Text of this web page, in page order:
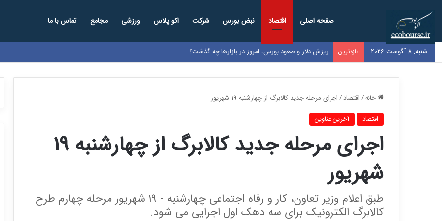
صفحه اصلی اقتصاد نبض بورس شرکت اکو پلاس ورزشی مجامع تماس با ما
شنبه, 8 آگوست 2026 تازه‌ترین ریزش دلار و صعود بورس، امروز در بازارها چه گذشت؟
خانه/اقتصاد/اجرای مرحله جدید کالابرگ از چهارشنبه 19 شهریور
اقتصاد آخرین عناوین
اجرای مرحله جدید کالابرگ از چهارشنبه 19
شهریور
طبق اعلام وزیر تعاون، کار و رفاه اجتماعی چهارشنبه - ۱۹ شهریور مرحله چهارم طرح
کالابرگ الکترونیک برای سه دهک اول اجرایی می شود.